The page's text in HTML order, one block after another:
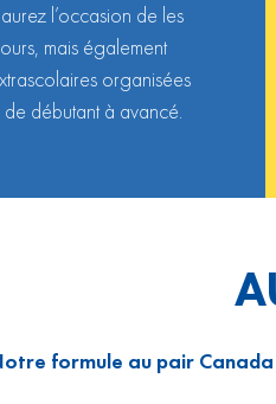
l’occasion de les
mais également
organisées
débutant à avancé.
formule au pair